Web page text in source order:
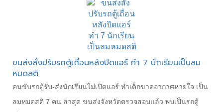
ขนส่งสั่งปรับรถตู้เถื่อนหลังปิดแอร์ ทำ 7 นักเรียนเป็นลม
หมดสติ
คนขับรถตู้รับ-ส่งนักเรียนไม่เปิดแอร์ ทำเด็กขาดอากาศหายใจ เป็น
ลมหมดสติ 7 คน ล่าสุด ขนส่งจังหวัดตรวจสอบแล้ว พบเป็นรถตู้